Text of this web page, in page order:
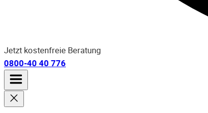
Jetzt kostenfreie Beratung
0800-40 40 776